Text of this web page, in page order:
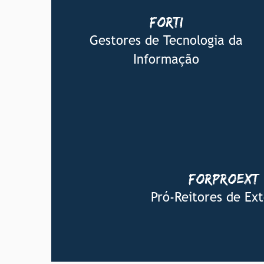
FORTI
Gestores de Tecnologia da
Informação
Fábio Macedo (IFRJ)
fabio.macedo@ifrj.edu.br
FORPROEXT
Pró-Reitores de
Carlos Alexandre Amaral